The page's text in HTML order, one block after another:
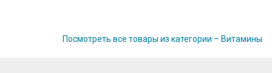
Посмотреть все товары из категории – Витамины